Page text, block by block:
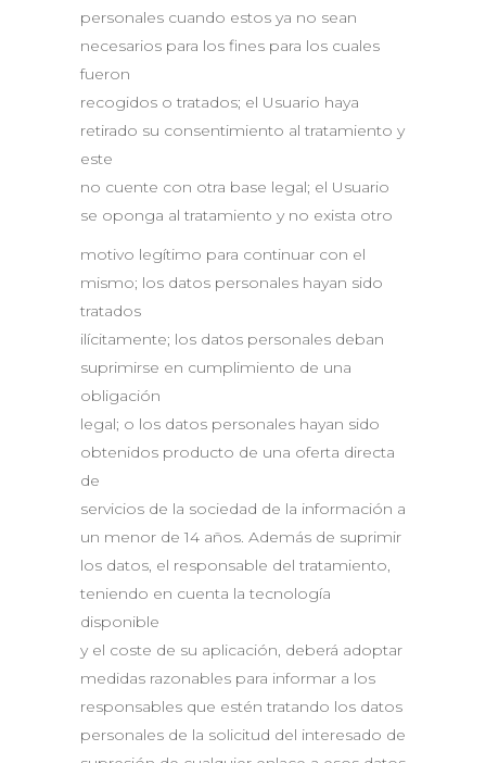
personales cuando estos ya no sean
necesarios para los fines para los cuales
fueron
recogidos o tratados; el Usuario haya
retirado su consentimiento al tratamiento y
este
no cuente con otra base legal; el Usuario
se oponga al tratamiento y no exista otro
motivo legítimo para continuar con el
mismo; los datos personales hayan sido
tratados
ilícitamente; los datos personales deban
suprimirse en cumplimiento de una
obligación
legal; o los datos personales hayan sido
obtenidos producto de una oferta directa
de
servicios de la sociedad de la información a
un menor de 14 años. Además de suprimir
los datos, el responsable del tratamiento,
teniendo en cuenta la tecnología
disponible
y el coste de su aplicación, deberá adoptar
medidas razonables para informar a los
responsables que estén tratando los datos
personales de la solicitud del interesado de